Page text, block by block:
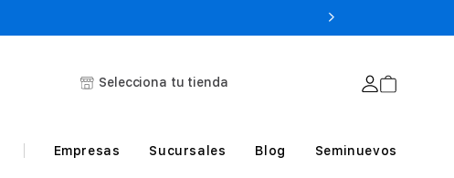
Selecciona tu tienda
Empresas Sucursales Blog Seminuevos